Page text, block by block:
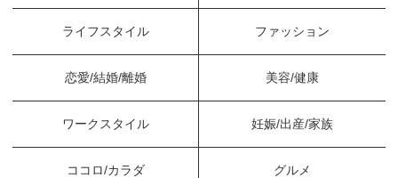
ライフスタイル ファッション
恋愛/結婚/離婚 美容/健康
ワークスタイル 妊娠/出産/家族
ココロ/カラダ グルメ